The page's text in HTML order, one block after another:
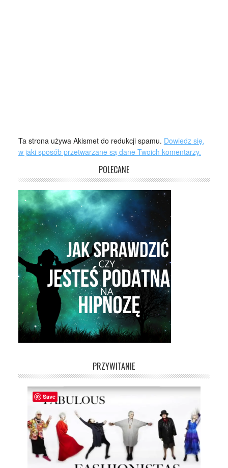
Ta strona używa Akismet do redukcji spamu. Dowiedz się,
w jaki sposób przetwarzane są dane Twoich komentarzy.
POLECANE
PRZYWITANIE
Save